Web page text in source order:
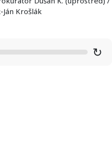
Ján Krošlák
↻